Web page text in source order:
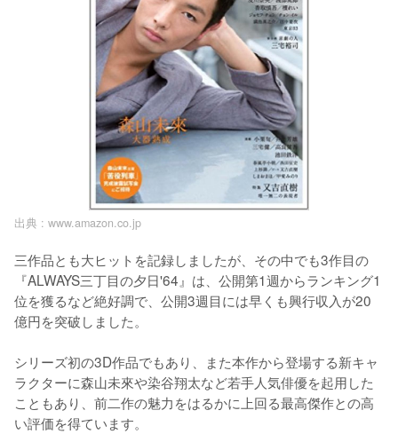
出典 : www.amazon.co.jp
三作品とも大ヒットを記録しましたが、その中でも3作目の
『ALWAYS三丁目の夕日'64』は、公開第1週からランキング1
位を獲るなど絶好調で、公開3週目には早くも興行収入が20
億円を突破しました。
シリーズ初の3D作品でもあり、また本作から登場する新キャ
ラクターに森山未來や染谷翔太など若手人気俳優を起用した
こともあり、前二作の魅力をはるかに上回る最高傑作との高
い評価を得ています。